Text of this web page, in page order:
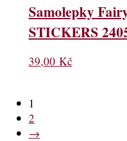
Samolepky
STICKERS
39,00 Kč
1
2
→